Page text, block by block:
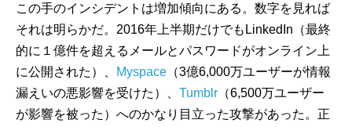
この手のインシデントは増加傾向にある。数字を見れば
それは明らかだ。2016年上半期だけでもLinkedIn（最終
的に１億件を超えるメールとパスワードがオンライン上
に公開された）、
Myspace （3億6,000万ユーザーが情報
漏えいの悪影響を受けた）、 Tumblr （6,500万ユーザー
が影響を被った）へのかなり目立った攻撃があった。正